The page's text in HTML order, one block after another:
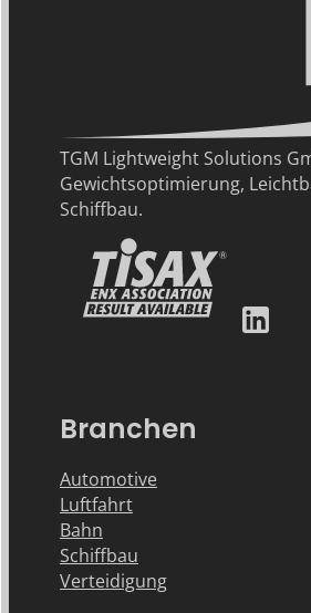
TGM Lightweight Solutions
Gewichtsoptimierung,
Schiffbau.
Branchen
Automotive
Luftfahrt
Bahn
Schiffbau
Verteidigung